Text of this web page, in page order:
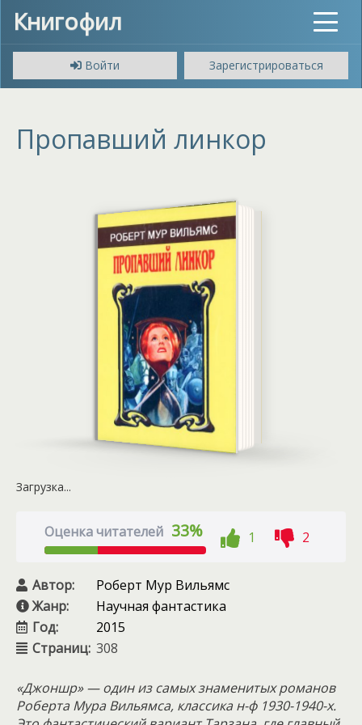
Книгофил
Toggle
Войти
Зарегистрироваться
Пропавший линкор
Загрузка...
Оценка читателей 33% 1 2
Автор:
Роберт Мур Вильямс
Жанр:
Научная фантастика
Год:
2015
Страниц: 308
«Джоншр» — один из самых знаменитых романов
Роберта Мура Вильямса, классика н-ф 1930-1940-х.